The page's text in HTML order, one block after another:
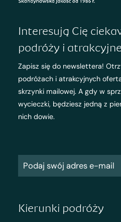
Interesują Cię
podróży i
Zapisz się do newslettera!
podróżach i atrakcyjnych
skrzynki mailowej. A gdy w
wycieczki, będziesz jedną z
nich dowie.
Kierunki podróży